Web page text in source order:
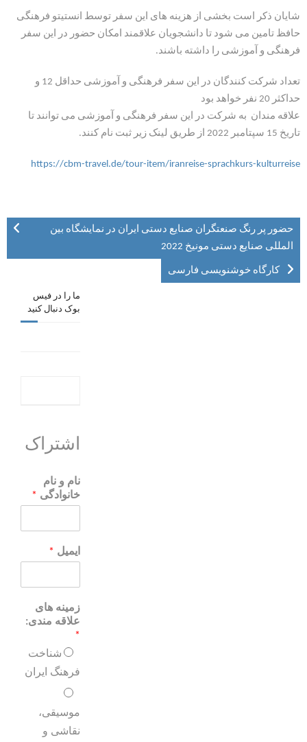
شایان ذکر است بخشی از هزینه های این سفر توسط انستیتو فرهنگی
حافظ تامین می شود تا دانشجویان علاقمند امکان حضور در این سفر
فرهنگی و آموزشی را داشته باشند.
تعداد شرکت کنندگان در این سفر فرهنگی و آموزشی حداقل 12 و
حداکثر 20 نفر خواهد بود
علاقه مندان به شرکت در این سفر فرهنگی و آموزشی می توانند تا
تاریخ 15 سپتامبر 2022 از طریق لینک زیر ثبت نام کنند.
https://cbm-travel.de/tour-item/iranreise-sprachkurs-kulturreise
حضور پر رنگ صنعتگران صنایع دستی ایران در نمایشگاه بین
المللی صنایع دستی مونیخ 2022
کارگاه خوشنویسی فارسی
ما را در فیس
بوک دنبال کنید
اشتراک
نام و نام
خانوادگی *
ایمیل *
زمینه های
علاقه مندی:
*
شناخت
فرهنگ ایران
موسیقی،
نقاشی و